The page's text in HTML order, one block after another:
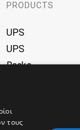
PRODUCTS
UPS
UPS
Racks
Γεννήτριες
τους